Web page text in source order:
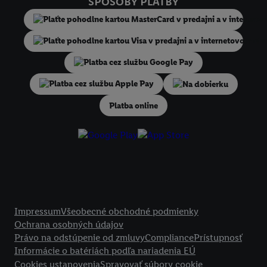
Na dobierku
Platba online
ImpressumVšeobecné obchodné podmienky
Ochrana osobných údajov
Právo na odstúpenie od zmluvyCompliancePrístupnosť
Informácie o batériách podľa nariadenia EÚ
Cookies ustanoveniaSpravovať súbory cookie
niekoľko koncových zariadení alebo používanie viacerých služieb
Lidl, pomocou vašej hashovanej e-mailovej adresy a prípadne ďalších
identifikátorov/identifikátorov, ktoré má spoločnosť Criteo SA k
V časti "Prispôsobiť
" môžete povoliť jednotlivé účely a nájsť ďalšie
podmienkach spracúvania osobných údajov.
Kliknutím na možnosť "Odmietnuť" môžete povoliť iba používanie
technológií. Kliknutím na "
" vyjadríte súhlas so
vyššie uvedené účely. Ďalšie informácie vrátane informácií o dobe
zásadách ochrany osobných údajov